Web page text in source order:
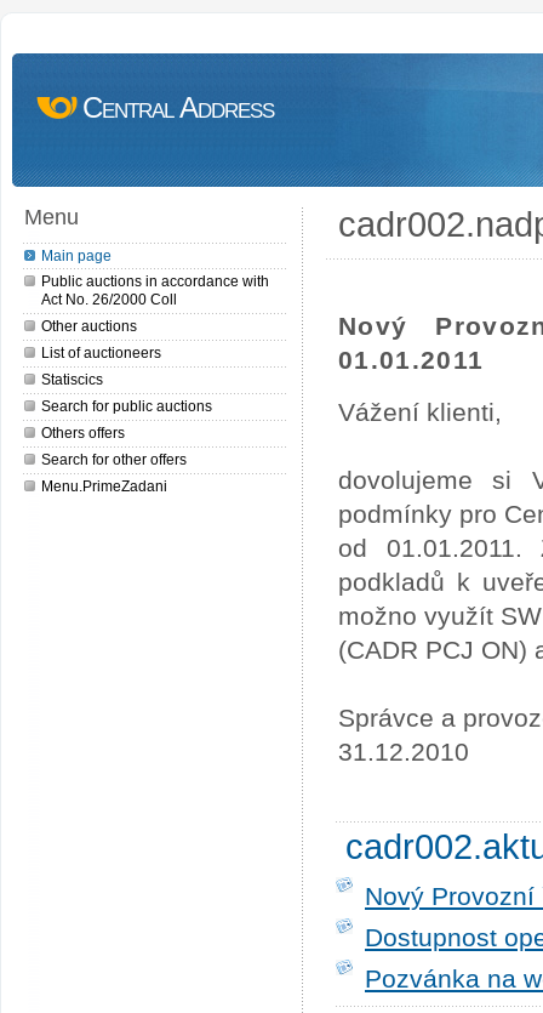
Central Address
Menu
Main page
Public auctions in accordance with
Act No. 26/2000 Coll
Other auctions
List of auctioneers
Statiscics
Search for public auctions
Others offers
Search for other offers
Menu.PrimeZadani
Nový
01.01.2011
Vážení klienti,
dovolujeme si
podmínky pro
od 01.01.2011.
podkladů k
možno využít
(CADR PCJ ON)
Správce a
31.12.2010
Nový
Dostupnost
Pozvánka na